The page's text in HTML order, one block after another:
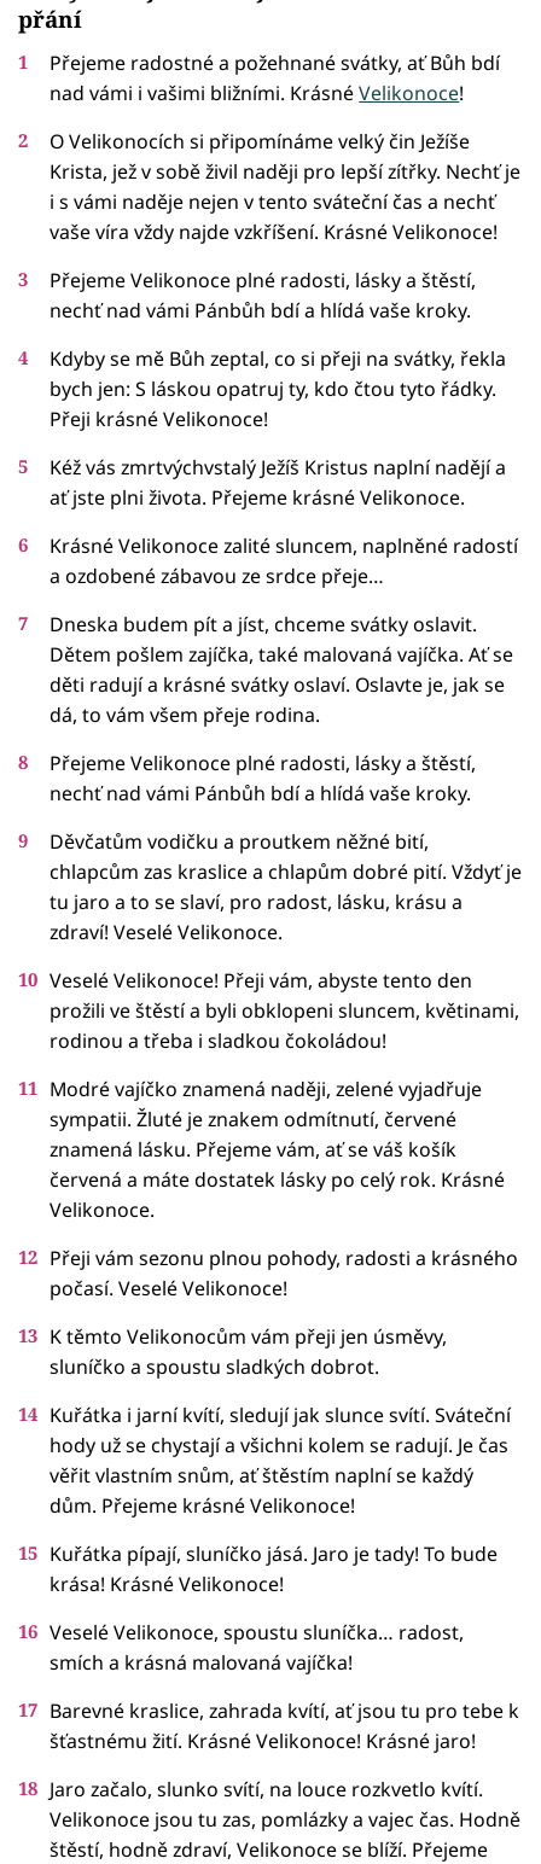
přání
Přejeme radostné a požehnané svátky, ať Bůh bdí
nad vámi i vašimi bližními. KrásnéVelikonoce!
O Velikonocích si připomínáme velký čin Ježíše
Krista, jež v sobě živil naději pro lepší zítřky. Nechť je
i s vámi naděje nejen v tento sváteční čas a nechť
vaše víra vždy najde vzkříšení. Krásné Velikonoce!
Přejeme Velikonoce plné radosti, lásky a štěstí,
nechť nad vámi Pánbůh bdí a hlídá vaše kroky.
Kdyby se mě Bůh zeptal, co si přeji na svátky, řekla
bych jen: S láskou opatruj ty, kdo čtou tyto řádky.
Přeji krásné Velikonoce!
Kéž vás zmrtvýchvstalý Ježíš Kristus naplní nadějí a
ať jste plni života. Přejeme krásné Velikonoce.
Krásné Velikonoce zalité sluncem, naplněné radostí
a ozdobené zábavou ze srdce přeje…
Dneska budem pít a jíst, chceme svátky oslavit.
Dětem pošlem zajíčka, také malovaná vajíčka. Ať se
děti radují a krásné svátky oslaví. Oslavte je, jak se
dá, to vám všem přeje rodina.
Přejeme Velikonoce plné radosti, lásky a štěstí,
nechť nad vámi Pánbůh bdí a hlídá vaše kroky.
Děvčatům vodičku a proutkem něžné bití,
chlapcům zas kraslice a chlapům dobré pití. Vždyť je
tu jaro a to se slaví, pro radost, lásku, krásu a
zdraví! Veselé Velikonoce.
Veselé Velikonoce! Přeji vám, abyste tento den
prožili ve štěstí a byli obklopeni sluncem, květinami,
rodinou a třeba i sladkou čokoládou!
Modré vajíčko znamená naději, zelené vyjadřuje
sympatii. Žluté je znakem odmítnutí, červené
znamená lásku. Přejeme vám, ať se váš košík
červená a máte dostatek lásky po celý rok. Krásné
Velikonoce.
Přeji vám sezonu plnou pohody, radosti a krásného
počasí. Veselé Velikonoce!
K těmto Velikonocům vám přeji jen úsměvy,
sluníčko a spoustu sladkých dobrot.
Kuřátka i jarní kvítí, sledují jak slunce svítí. Sváteční
hody už se chystají a všichni kolem se radují. Je čas
věřit vlastním snům, ať štěstím naplní se každý
dům. Přejeme krásné Velikonoce!
Kuřátka pípají, sluníčko jásá. Jaro je tady! To bude
krása! Krásné Velikonoce!
Veselé Velikonoce, spoustu sluníčka… radost,
smích a krásná malovaná vajíčka!
Barevné kraslice, zahrada kvítí, ať jsou tu pro tebe k
šťastnému žití. Krásné Velikonoce! Krásné jaro!
Jaro začalo, slunko svítí, na louce rozkvetlo kvítí.
Velikonoce jsou tu zas, pomlázky a vajec čas. Hodně
štěstí, hodně zdraví, Velikonoce se blíží. Přejeme